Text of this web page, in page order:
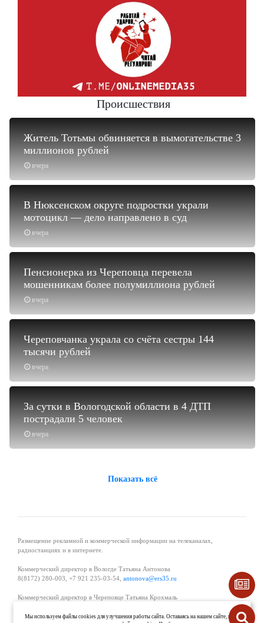
Происшествия
вчера
Житель Тотьмы обвиняется в вымогательстве 3
миллионов рублей
вчера
В Нюксенском округе подростки украли
мотоцикл — дело направлено в суд
вчера
Пенсионерка из Череповца перевела
мошенникам более полумиллиона рублей
вчера
Череповчанка украла со счёта сестры 144
тысячи рублей
вчера
За сутки в Вологодской области в 4 ДТП
пострадали 5 человек
Показать всё
Размещение рекламной и коммерческой информации на телеканалах,
радиостанциях и в интернете.
Коммерческий директор в Вологде Татьяна Антонова
8(8172) 280-003, +7 921 235-03-54, antonova@ers35.ru
Коммерческий директор в Череповце Татьяна Крохмаль
Мы используем файлы cookies для улучшения работы сайта. Оставаясь на нашем сайте, вы